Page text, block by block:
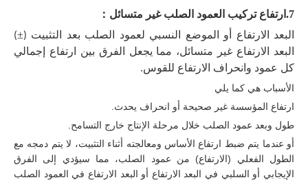
7. ارتفاع تركيب العمود الصلب غير متسائل ：
البعد الارتفاع أو الموضع النسبي لعمود الصلب بعد التثبيت (
±
)
البعد الارتفاع غير متسائل، مما يجعل الفرق بين ارتفاع إجمالي
كل عمود وانحراف الارتفاع للقوس.
الأسباب هي كما يلي
ارتفاع المؤسسة غير صحيحة أو انحراف يحدث.
طول وبعد عمود الصلب خلال مرحلة الإنتاج خارج التسامح.
أو عندما يتم ضبط ارتفاع الأساس ومعالجته أثناء التثبيت، لا يتم دمجه مع
الطول الفعلي (الارتفاع) من عمود الصلب، مما سيؤدي إلى الفرق
الإيجابي أو السلبي في البعد الارتفاع أو البعد الارتفاع في العمود الصلب